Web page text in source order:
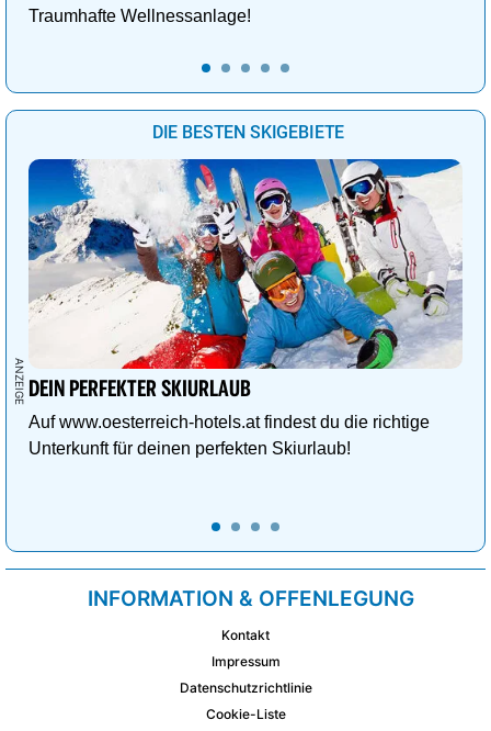
Traumhafte Wellnessanlage!
DIE BESTEN SKIGEBIETE
DEIN PERFEKTER SKIURLAUB
Auf www.oesterreich-hotels.at findest du die richtige
Unterkunft für deinen perfekten Skiurlaub!
INFORMATION & OFFENLEGUNG
Kontakt
Impressum
Datenschutzrichtlinie
Cookie-Liste